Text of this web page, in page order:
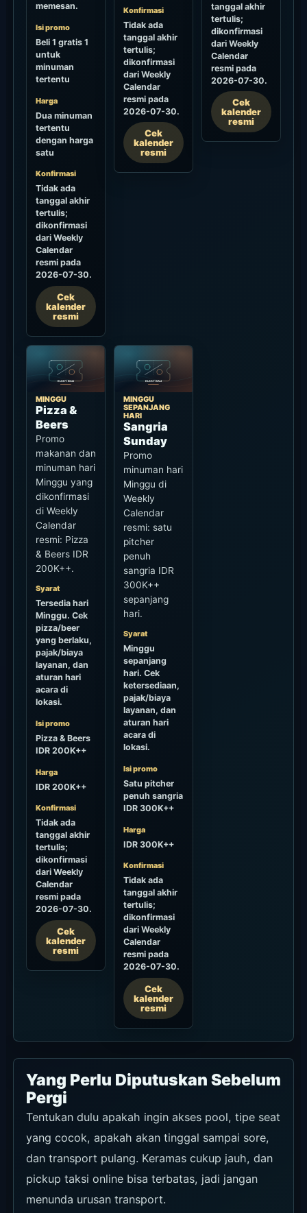
memesan.
Isi promo
Beli 1 gratis 1
untuk
minuman
tertentu
Harga
Dua minuman
tertentu
dengan harga
satu
Konfirmasi
Tidak ada
tanggal akhir
tertulis;
dikonfirmasi
dari Weekly
Calendar
resmi pada
2026-07-30.
Cek
kalender
resmi
Konfirmasi
Tidak ada
tanggal akhir
tertulis;
dikonfirmasi
dari Weekly
Calendar
resmi pada
2026-07-30.
Cek
kalender
resmi
tanggal akhir
tertulis;
dikonfirmasi
dari Weekly
Calendar
resmi pada
2026-07-30.
Cek
kalender
resmi
MINGGU
Pizza &
Beers
Promo
makanan dan
minuman hari
Minggu yang
dikonfirmasi
di Weekly
Calendar
resmi: Pizza
& Beers IDR
200K++.
Syarat
Tersedia hari
Minggu. Cek
pizza/beer
yang berlaku,
pajak/biaya
layanan, dan
aturan hari
acara di
lokasi.
Isi promo
Pizza & Beers
IDR 200K++
Harga
IDR 200K++
Konfirmasi
Tidak ada
tanggal akhir
tertulis;
dikonfirmasi
dari Weekly
Calendar
resmi pada
2026-07-30.
Cek
kalender
resmi
MINGGU
SEPANJANG
HARI
Sangria
Sunday
Promo
minuman hari
Minggu di
Weekly
Calendar
resmi: satu
pitcher
penuh
sangria IDR
300K++
sepanjang
hari.
Syarat
Minggu
sepanjang
hari. Cek
ketersediaan,
pajak/biaya
layanan, dan
aturan hari
acara di
lokasi.
Isi promo
Satu pitcher
penuh sangria
IDR 300K++
Harga
IDR 300K++
Konfirmasi
Tidak ada
tanggal akhir
tertulis;
dikonfirmasi
dari Weekly
Calendar
resmi pada
2026-07-30.
Cek
kalender
resmi
Yang Perlu Diputuskan Sebelum
Pergi
Tentukan dulu apakah ingin akses pool, tipe seat
yang cocok, apakah akan tinggal sampai sore,
dan transport pulang. Keramas cukup jauh, dan
pickup taksi online bisa terbatas, jadi jangan
menunda urusan transport.